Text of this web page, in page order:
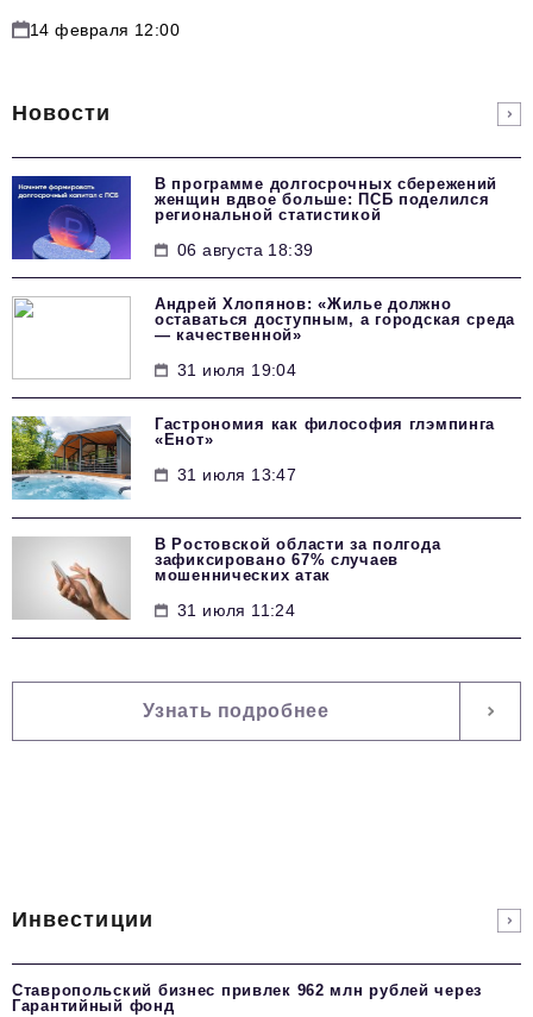
14 февраля 12:00
Новости
В программе долгосрочных сбережений
женщин вдвое больше: ПСБ поделился
региональной статистикой
06 августа 18:39
Андрей Хлопянов: «Жилье должно
оставаться доступным, а городская среда
— качественной»
31 июля 19:04
Гастрономия как философия глэмпинга
«Енот»
31 июля 13:47
В Ростовской области за полгода
зафиксировано 67% случаев
мошеннических атак
31 июля 11:24
Узнать подробнее
Инвестиции
Ставропольский бизнес привлек 962 млн рублей через
Гарантийный фонд